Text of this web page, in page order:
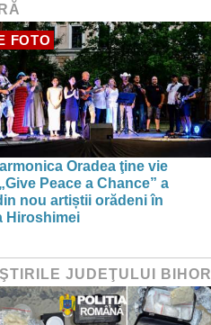
FOTO
Oradea ţine vie
Peace a Chance” a
nou artiștii orădeni în
Hiroshimei
JUDEŢULUI BIHOR